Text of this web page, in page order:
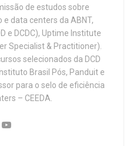
de estudos sobre
data centers da ABNT,
e DCDC), Uptime Institute
Specialist & Practitioner).
selecionados da DCD
Brasil Pós, Panduit e
para o selo de eficiência
– CEEDA.